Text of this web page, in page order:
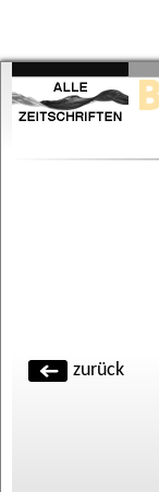
zurück